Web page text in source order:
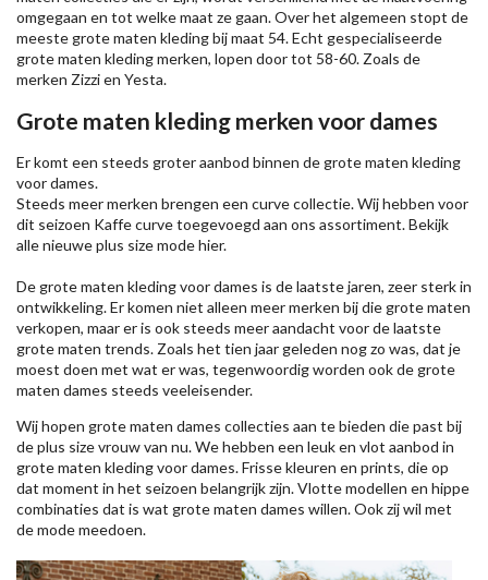
omgegaan en tot welke maat ze gaan. Over het algemeen stopt de
meeste grote maten kleding bij maat 54. Echt gespecialiseerde
grote maten kleding merken, lopen door tot 58-60. Zoals de
merken Zizzien Yesta.
Grote maten kleding merken voor dames
Er komt een steeds groter aanbod binnen de grote maten kleding
voor dames.
Steeds meer merken brengen een curve collectie. Wij hebben voor
dit seizoen Kaffecurve toegevoegd aan ons assortiment. Bekijk
alle nieuweplus size modehier.
De grote maten kleding voor dames is de laatste jaren, zeer sterk in
ontwikkeling. Er komen niet alleen meer merken bij die grote maten
verkopen, maar er is ook steeds meer aandacht voor de laatste
grote maten trends. Zoals het tien jaar geleden nog zo was, dat je
moest doen met wat er was, tegenwoordig worden ook de grote
maten dames steeds veeleisender.
Wij hopen grote maten dames collecties aan te bieden die past bij
de plus size vrouw van nu. We hebben een leuk en vlot aanbod in
grote maten kleding voor dames. Frisse kleuren en prints, die op
dat moment in het seizoen belangrijk zijn. Vlotte modellen en hippe
combinaties dat is wat grote maten dames willen. Ook zij wil met
de mode meedoen.